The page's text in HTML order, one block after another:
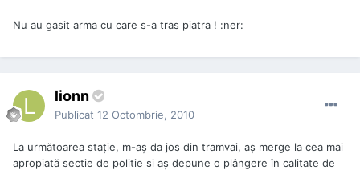
Nu au gasit arma cu care s-a tras piatra ! :ner:
lionn
Publicat 12 Octombrie, 2010
La următoarea stație, m-aș da jos din tramvai, aș merge la cea mai
apropiată sectie de politie si aș depune o plângere în calitate de